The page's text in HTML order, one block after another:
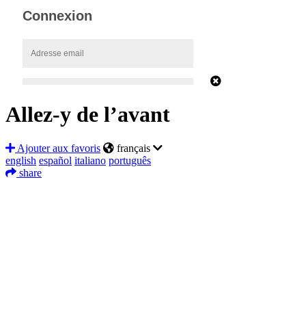
Allez-y de l’avant
Ajouter aux favoris
français
english español italiano português
share